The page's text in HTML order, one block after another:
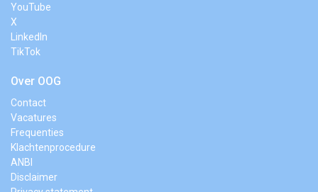
YouTube
X
LinkedIn
TikTok
Over OOG
Contact
Vacatures
Frequenties
Klachtenprocedure
ANBI
Disclaimer